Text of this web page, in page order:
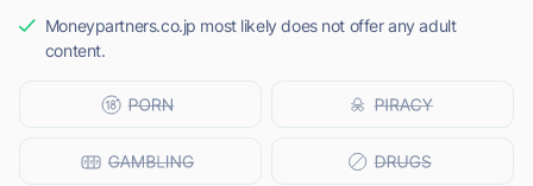
Moneypartners.co.jp most likely does not offer any adult
content.